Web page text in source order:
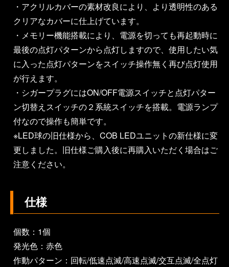
・アクリルカバーの素材改良により、より透明性のある
クリアなカバーに仕上げています。
・メモリー機能搭載により、電源を切っても再起動時に
最後の点灯パターンから点灯しますので、使用したい気
に入った点灯パターンをスイッチ操作無く再び点灯使用
が行えます。
・シガープラグにはON/OFF電源スイッチと点灯パター
ン切替えスイッチの２系統スイッチを搭載。電源ランプ
付なので操作も簡単です。
※LED球の旧仕様から、COB LEDユニットの新仕様に変
更しました。旧仕様ご購入後に再購入いただく場合はご
注意ください。
仕様
個数：1個
発光色：赤色
作動パターン：回転/低速点滅/高速点滅/交互点滅/全点灯